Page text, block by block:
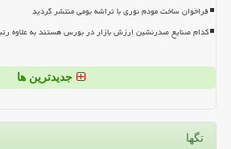
فراخوان ساخت مودم نوری با تراشه بومی منتشر گردید
کدام صنایع صدرنشین ارزش بازار در بورس هستند به علاوه رتبه بندی 48
جدیدترین ها
تگها